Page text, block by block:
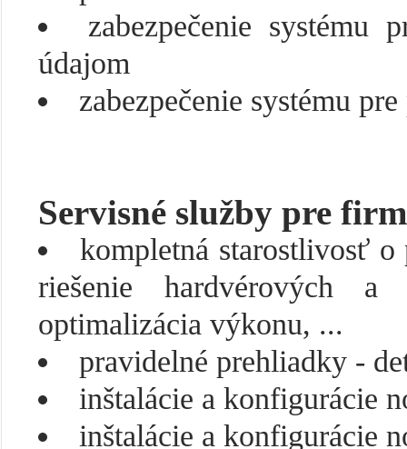
zabezpečenie systému
údajom
zabezpečenie systému
Servisné služby pre
kompletná starostlivosť
riešenie hardvérových a
optimalizácia výkonu, ...
pravidelné prehliadky -
inštalácie a konfigurácie
inštalácie a konfigurácie